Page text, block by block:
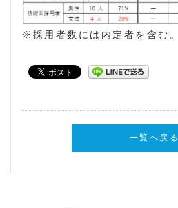
※採用者数には内定者を含む。
一覧へ戻る